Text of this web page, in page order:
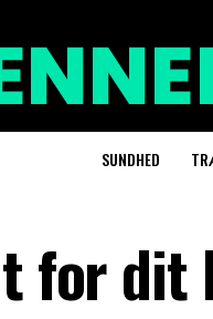
SUNDHED
for dit